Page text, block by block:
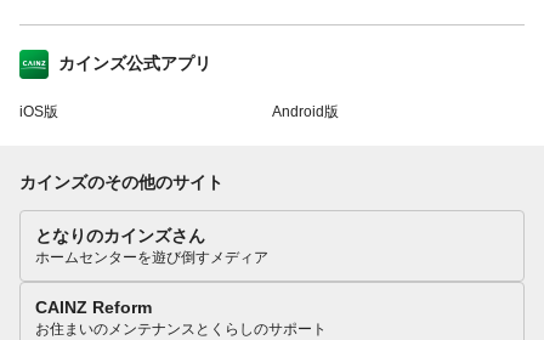
カインズ公式アプリ
iOS版 Android版
カインズのその他のサイト
となりのカインズさん
ホームセンターを遊び倒すメディア
CAINZ Reform
お住まいのメンテナンスとくらしのサポート